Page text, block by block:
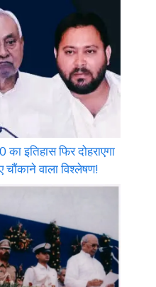
इतिहास फिर दोहराएगा
वाला विश्लेषण!